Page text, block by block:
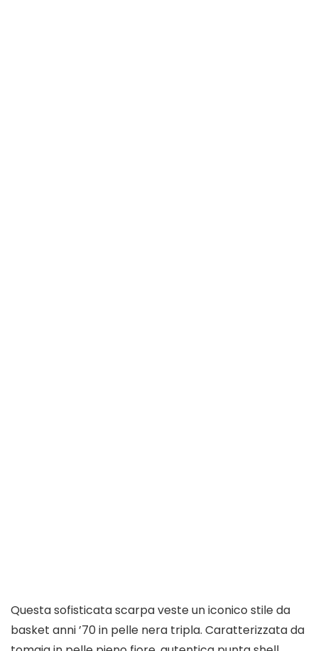
Questa sofisticata scarpa veste un iconico stile da
basket anni ’70 in pelle nera tripla. Caratterizzata da